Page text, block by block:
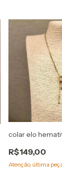
colar elo
R$149,00
Atenção, última